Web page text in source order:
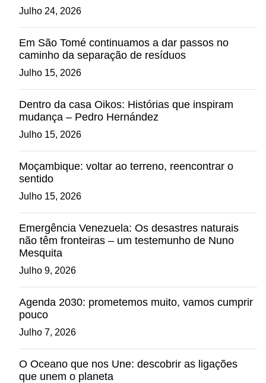
Julho 24, 2026
Em São Tomé continuamos a dar passos no
caminho da separação de resíduos
Julho 15, 2026
Dentro da casa Oikos: Histórias que inspiram
mudança – Pedro Hernández
Julho 15, 2026
Moçambique: voltar ao terreno, reencontrar o
sentido
Julho 15, 2026
Emergência Venezuela: Os desastres naturais
não têm fronteiras – um testemunho de Nuno
Mesquita
Julho 9, 2026
Agenda 2030: prometemos muito, vamos cumprir
pouco
Julho 7, 2026
O Oceano que nos Une: descobrir as ligações
que unem o planeta